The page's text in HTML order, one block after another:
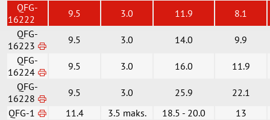
QFG-
16222
9.5 3.0 11.9
8.1
QFG-
16223
9.5 3.0 14.0
9.9
QFG-
16224
9.5 3.0 16.0
11.9
QFG-
16228
9.5 3.0 25.9
22.1
QFG-1
11.4 3.5 maks. 18.5 - 20.0
13